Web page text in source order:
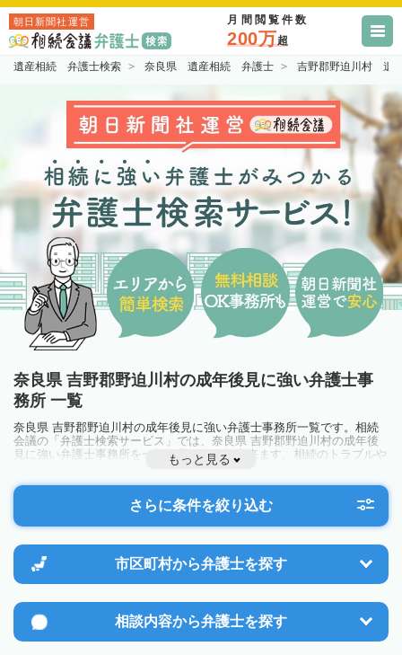
朝日新聞社運営 月間閲覧件数
200万超
遺産相続 弁護士検索 奈良県 遺産相続 弁護士 吉野郡野迫川村 遺
奈良県 吉野郡野迫川村の成年後見に強い弁護士事
務所 一覧
奈良県 吉野郡野迫川村の成年後見に強い弁護士事務所一覧です。相続
会議の「弁護士検索サービス」では、奈良県 吉野郡野迫川村の成年後
見に強い弁護士事務所を一覧で見ることが出来ます。相続のトラブルや
お悩みを抱えている方は一度近隣の弁護士に相談してみましょう。
もっと見る
さらに条件を絞り込む
市区町村から弁護士を探す
相談内容から弁護士を探す